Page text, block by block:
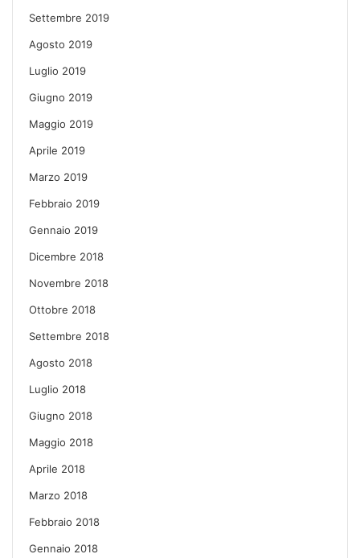
Settembre 2019
Agosto 2019
Luglio 2019
Giugno 2019
Maggio 2019
Aprile 2019
Marzo 2019
Febbraio 2019
Gennaio 2019
Dicembre 2018
Novembre 2018
Ottobre 2018
Settembre 2018
Agosto 2018
Luglio 2018
Giugno 2018
Maggio 2018
Aprile 2018
Marzo 2018
Febbraio 2018
Gennaio 2018